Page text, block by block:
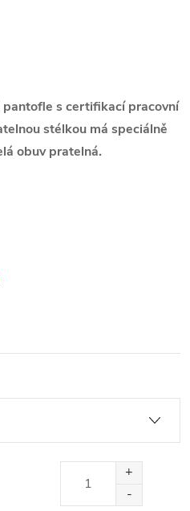
s certifikací pracovní
stélkou má speciálně
obuv pratelná.